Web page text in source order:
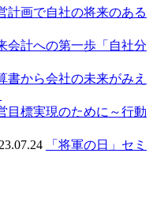
計画で自社の将来のある
会計への第一歩「自社分
書から会社の未来がみえ
目標実現のために～行動
「将軍の日」セミ